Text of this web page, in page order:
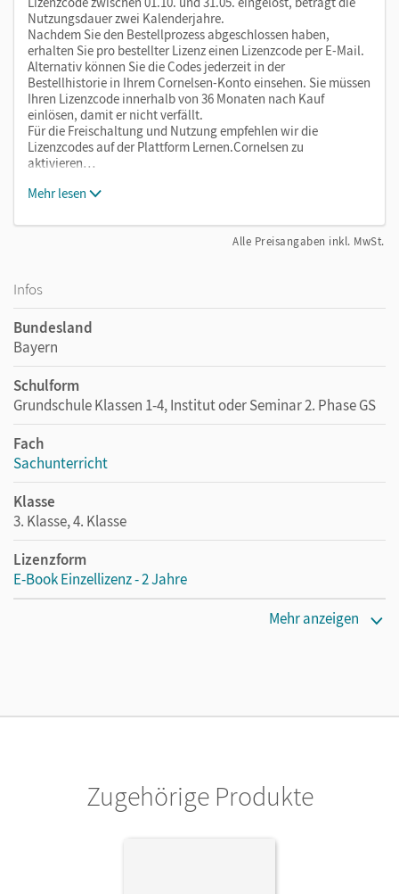
Nutzungsdauer zwei Kalenderjahre.
Nachdem Sie den Bestellprozess abgeschlossen haben,
erhalten Sie pro bestellter Lizenz einen Lizenzcode per E-Mail.
Alternativ können Sie die Codes jederzeit in der
Bestellhistorie in Ihrem Cornelsen-Konto einsehen. Sie müssen
Ihren Lizenzcode innerhalb von 36 Monaten nach Kauf
einlösen, damit er nicht verfällt.
Für die Freischaltung und Nutzung empfehlen wir die
Lizenzcodes auf der Plattform Lernen.Cornelsen zu
aktivieren…
Mehr lesen
Alle Preisangaben inkl. MwSt.
Infos
Bundesland
Bayern
Schulform
Grundschule Klassen 1-4, Institut oder Seminar 2. Phase GS
Fach
Sachunterricht
Klasse
3. Klasse, 4. Klasse
Lizenzform
E-Book Einzellizenz - 2 Jahre
Privatpersonen, die nur mit dem E-Book arbeiten.
Mehr anzeigen
Zugehörige Produkte